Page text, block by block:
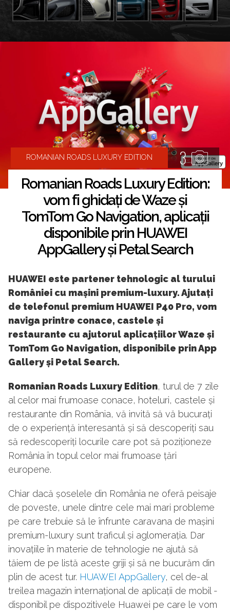
ROMANIAN ROADS LUXURY EDITION 3
Romanian Roads Luxury Edition:
vom fi ghidați de Waze și
TomTom Go Navigation, aplicații
disponibile prin HUAWEI
AppGallery și Petal Search
HUAWEI este partener tehnologic al turului
României cu mașini premium-luxury. Ajutați
de telefonul premium HUAWEI P40 Pro, vom
naviga printre conace, castele și
restaurante cu ajutorul aplicațiilor Waze și
TomTom Go Navigation, disponibile prin App
Gallery și Petal Search.
Romanian Roads Luxury Edition, turul de 7 zile
al celor mai frumoase conace, hoteluri, castele și
restaurante din România, vă invită să vă bucurați
de o experiență interesantă și să descoperiți sau
să redescoperiți locurile care pot să poziționeze
România în topul celor mai frumoase țări
europene.
Chiar dacă șoselele din România ne oferă peisaje
de poveste, unele dintre cele mai mari probleme
pe care trebuie să le înfrunte caravana de mașini
premium-luxury sunt traficul și aglomerația. Dar
inovațiile în materie de tehnologie ne ajută să
tăiem de pe listă aceste griji și să ne bucurăm din
plin de acest tur. HUAWEI AppGallery, cel de-al
treilea magazin internațional de aplicații de mobil -
disponibil pe dispozitivele Huawei pe care le vom